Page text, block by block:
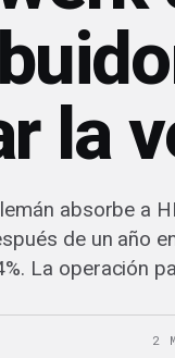
la
absorbe a
de un año
La operación
2